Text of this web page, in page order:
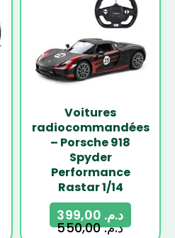
Voitures
radiocommandées
– Porsche 918
Spyder
Performance
Rastar 1/14
د.م.550,00
د.م.